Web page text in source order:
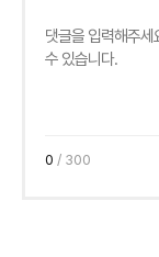
0 / 300